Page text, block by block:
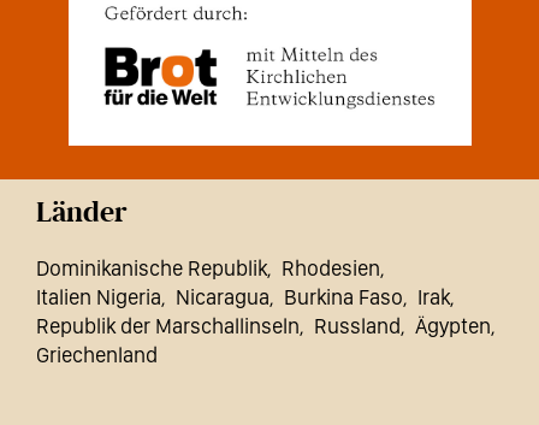
Länder
Dominikanische Republik
Rhodesien
Italien Nigeria
Nicaragua Burkina Faso
Irak
Republik der Marschallinseln
Russland
Ägypten
Griechenland